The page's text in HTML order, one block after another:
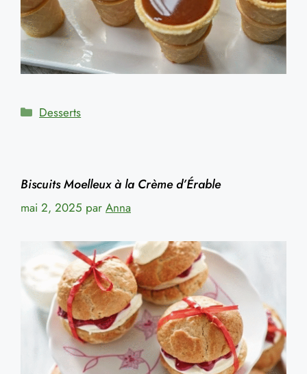
Catégories
Desserts
Biscuits Moelleux à la Crème d’Érable
mai 2, 2025 par Anna